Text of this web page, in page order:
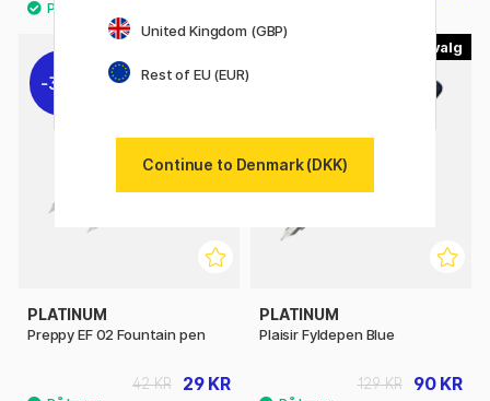
31%
PLATINUM
Preppy EF 02 Fountain pen
29 KR
42 KR
PLATINUM
Plaisir Fyldepen Blue
90 KR
129 KR
United Kingdom (GBP)
Rest of EU (EUR)
Continue to Denmark (DKK)